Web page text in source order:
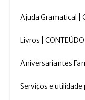
Ajuda Gramatical
Livros
Aniversariantes
Serviços e utilidade